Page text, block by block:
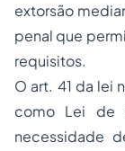
extorsão
penal que
requisitos.
O art. 41 da lei
como Lei de
necessidade